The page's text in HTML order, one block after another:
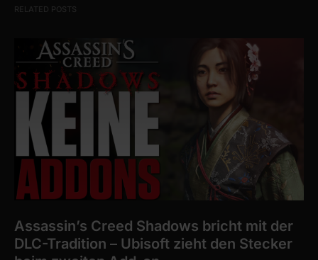
RELATED POSTS
Assassin’s Creed Shadows bricht mit der
DLC-Tradition – Ubisoft zieht den Stecker